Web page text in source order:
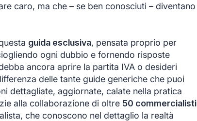
caro, ma che – se ben conosciuti – diventano
guida esclusiva, pensata proprio per
ogni dubbio e fornendo risposte
ancora aprire la partita IVA o desideri
delle tante guide generiche che puoi
dettagliate, aggiornate, calate nella pratica
alla collaborazione di oltre 50 commercialisti
che conoscono nel dettaglio la realtà